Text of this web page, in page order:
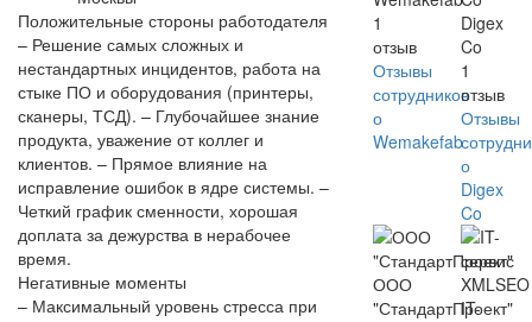
Положительные стороны работодателя
– Решение самых сложных и
нестандартных инцидентов, работа на
стыке ПО и оборудования (принтеры,
сканеры, ТСД). – Глубочайшее знание
продукта, уважение от коллег и
клиентов. – Прямое влияние на
исправление ошибок в ядре системы. –
Четкий график сменности, хорошая
доплата за дежурства в нерабочее
время.
Негативные моменты
– Максимальный уровень стресса при
1
отзыв
Отзывы
сотрудников
о
Wemakefab
Digex
Co
1
отзыв
Отзывы
о
Digex
Co
ООО
"СтандартПроект"
IT-